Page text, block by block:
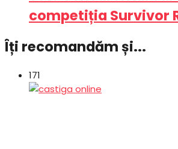
competiția Survivor
Îți recomandăm și...
171